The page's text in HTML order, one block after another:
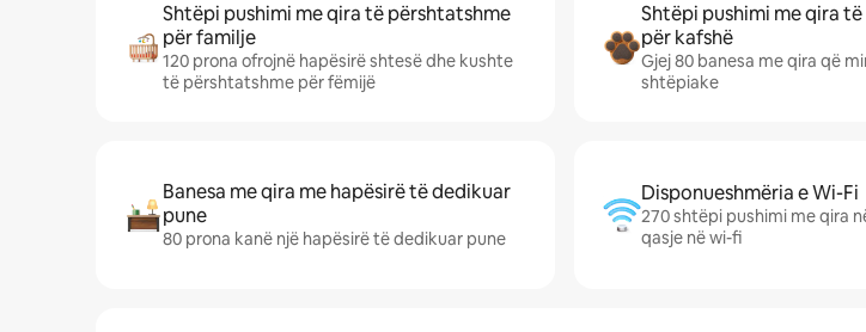
Shtëpi pushimi me qira të përshtatshme
për familje
120 prona ofrojnë hapësirë shtesë dhe kushte
të përshtatshme për fëmijë
Shtëpi pushimi me qira
për kafshë
Gjej 80 banesa me qira që
shtëpiake
Banesa me qira me hapësirë të dedikuar
pune
80 prona kanë një hapësirë të dedikuar pune
Disponueshmëria e Wi-Fi
270 shtëpi pushimi me qira
qasje në wi-fi